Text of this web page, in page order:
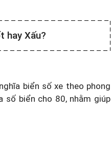
hay Xấu?
biển số xe theo phong
số biển cho 80, nhằm giúp